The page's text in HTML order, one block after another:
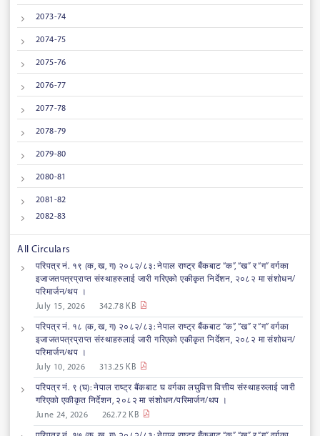
2073-74
2074-75
2075-76
2076-77
2077-78
2078-79
2079-80
2080-81
2081-82
2082-83
All Circulars
परिपत्र नं. १९ (क, ख, ग) २०८२/८३: नेपाल राष्ट्र बैंकबाट “क”, “ख” र “ग” वर्गका
इजाजतपत्रप्राप्त संस्थाहरुलाई जारी गरिएको एकीकृत निर्देशन, २०८२ मा संशोधन/
परिमार्जन/थप ।
July 15, 2026
342.78 KB
परिपत्र नं. १८ (क, ख, ग) २०८२/८३: नेपाल राष्ट्र बैंकबाट “क”, “ख” र “ग” वर्गका
इजाजतपत्रप्राप्त संस्थाहरुलाई जारी गरिएको एकीकृत निर्देशन, २०८२ मा संशोधन/
परिमार्जन/थप ।
July 10, 2026
313.25 KB
परिपत्र नं. ९ (घ): नेपाल राष्ट्र बैंकबाट घ वर्गका लघुवित्त वित्तीय संस्थाहरुलाई जारी
गरिएको एकीकृत निर्देशन, २०८२ मा संशोधन/परिमार्जन/थप ।
June 24, 2026
262.72 KB